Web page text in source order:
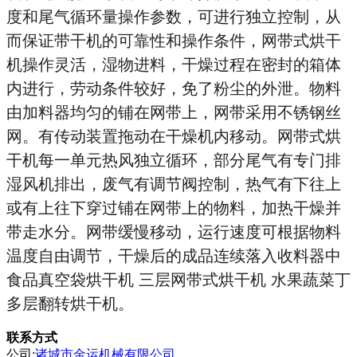
度和尾气循环量操作参数，可进行独立控制，从
而保证带干机的可靠性和操作条件，网带式烘干
机操作灵活，湿物进料，干燥过程在密封的箱体
内进行，劳动条件较好，免了粉尘的外泄。物料
由加料器均匀的铺在网带上，网带采用不锈钢丝
网。有传动装置拖动在干燥机内移动。网带式烘
干机每一单元热风独立循环，部分尾气有专门排
湿风机排出，废气有调节阀控制，热气有下往上
或有上往下穿过铺在网带上的物料，加热干燥并
带走水分。网带缓慢移动，运行速度可根据物料
温度自由调节，干燥后的成品连续落入收料器中
食品真空袋烘干机 三层网带式烘干机 水果蔬菜丁
多层翻转烘干机。
联系方式
公司:诸城市金运机械有限公司